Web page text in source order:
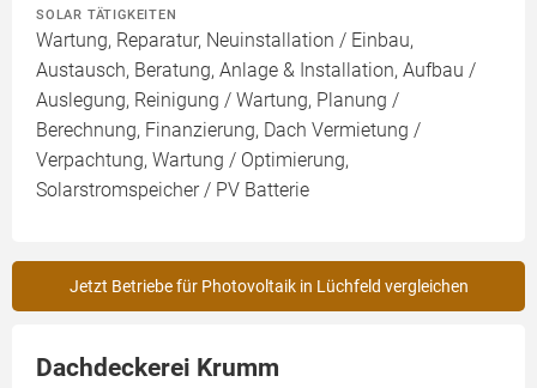
SOLAR TÄTIGKEITEN
Wartung, Reparatur, Neuinstallation / Einbau,
Austausch, Beratung, Anlage & Installation, Aufbau /
Auslegung, Reinigung / Wartung, Planung /
Berechnung, Finanzierung, Dach Vermietung /
Verpachtung, Wartung / Optimierung,
Solarstromspeicher / PV Batterie
Jetzt Betriebe für Photovoltaik in Lüchfeld vergleichen
Dachdeckerei Krumm